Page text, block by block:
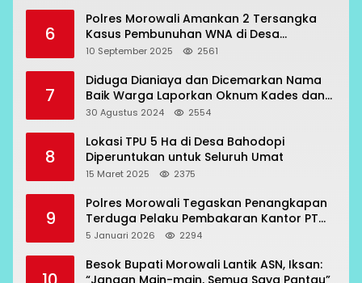
6
Polres Morowali Amankan 2 Tersangka
Kasus Pembunuhan WNA di Desa
Topogaro
10 September 2025 2561
7
Diduga Dianiaya dan Dicemarkan Nama
Baik Warga Laporkan Oknum Kades dan
Oknum Polisi
30 Agustus 2024 2554
8
Lokasi TPU 5 Ha di Desa Bahodopi
Diperuntukan untuk Seluruh Umat
15 Maret 2025 2375
9
Polres Morowali Tegaskan Penangkapan
Terduga Pelaku Pembakaran Kantor PT
RCP Sesuai Prosedur
5 Januari 2026 2294
Besok Bupati Morowali Lantik ASN, Iksan:
“Jangan Main-main, Semua Saya Pantau”